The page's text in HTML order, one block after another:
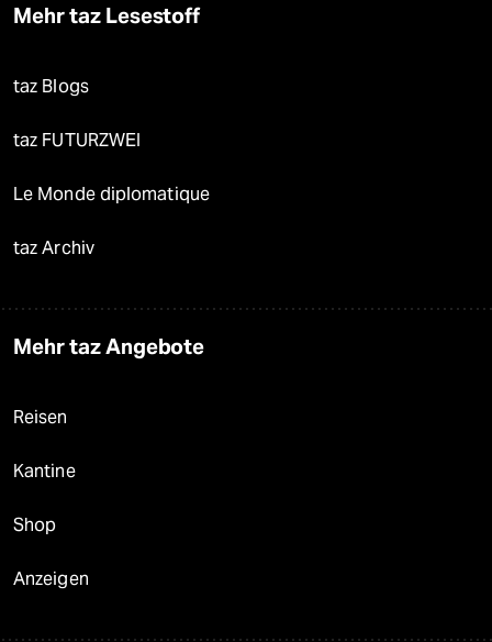
Mehr taz Lesestoff
taz Blogs
taz FUTURZWEI
Le Monde diplomatique
taz Archiv
Mehr taz Angebote
Reisen
Kantine
Shop
Anzeigen